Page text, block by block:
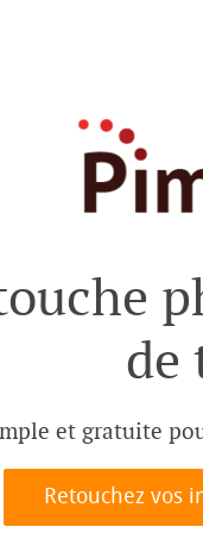
de
et gratuite
Retouchez vos